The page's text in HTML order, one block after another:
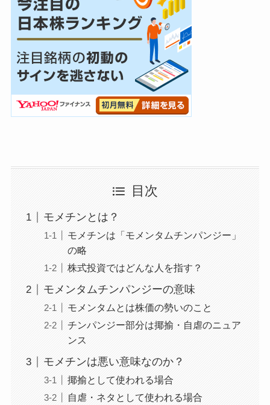
目次
モメチンとは？
モメチンは「モメンタムチンパンジー」
の略
株式投資ではどんな人を指す？
モメンタムチンパンジーの意味
モメンタムとは株価の勢いのこと
チンパンジー部分は揶揄・自虐のニュア
ンス
モメチンは悪い意味なのか？
揶揄として使われる場合
自虐・ネタとして使われる場合